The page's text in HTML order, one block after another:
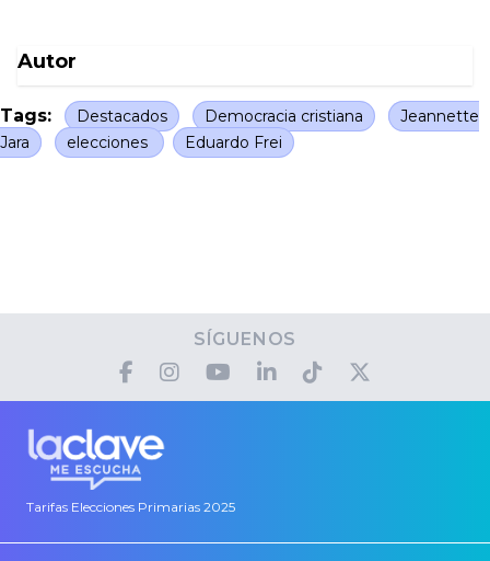
Autor
Tags: Destacados Democracia cristiana
Jeannette
Jara
elecciones Eduardo Frei
SÍGUENOS
Tarifas Elecciones Primarias 2025